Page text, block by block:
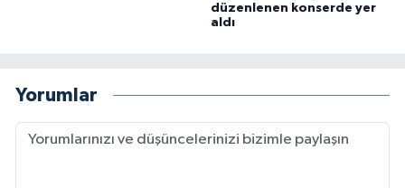
düzenlenen konserde yer
aldı
Yorumlar